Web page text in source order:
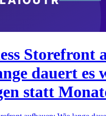
Storefront
dauert es
statt